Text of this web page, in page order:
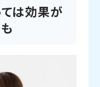
は効果が